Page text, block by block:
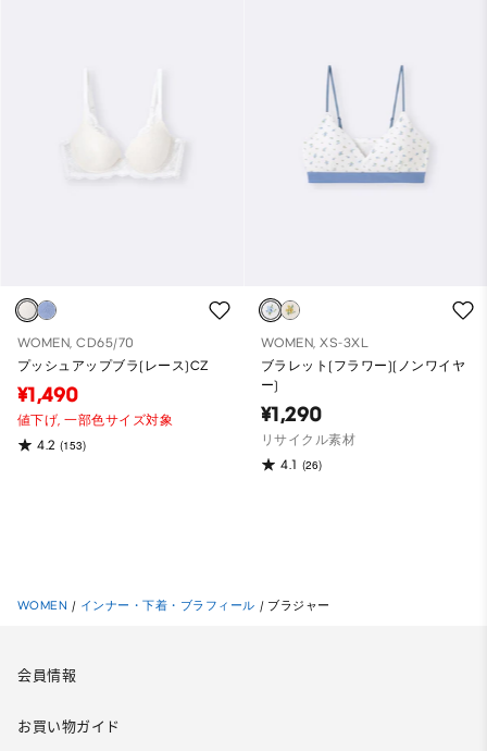
WOMEN, CD65/70
プッシュアップブラ(レース)CZ
¥1,490
値下げ,一部色サイズ対象
4.2 (153)
WOMEN, XS-3XL
ブラレット(フラワー)(ノンワイヤ
ー)
¥1,290
リサイクル素材
4.1 (26)
WOMEN / インナー・下着・ブラフィール / ブラジャー
会員情報
お買い物ガイド